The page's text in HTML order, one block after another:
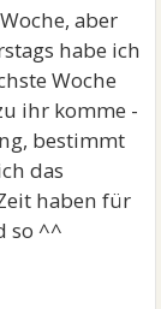
aber
habe ich
Woche
ihr komme -
bestimmt
das
haben für
so ^^